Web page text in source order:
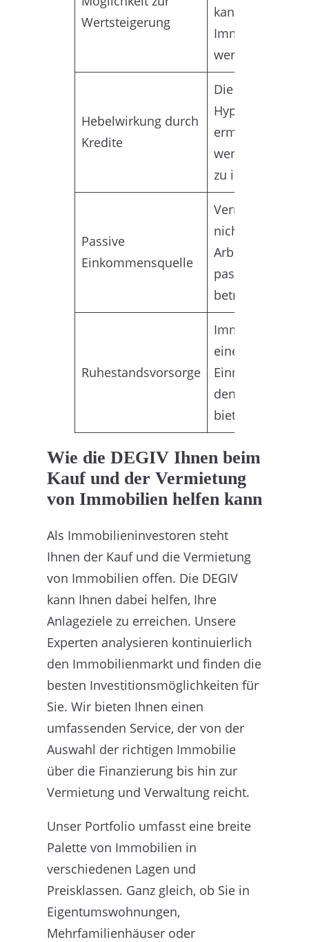
Wertsteigerung
kann der Wert
Immobilie
werden.
Hebelwirkung durch
Kredite
Die
ermöglicht es,
weniger
zu investieren.
Passive
Einkommensquelle
Vermietung
nicht zwingend
Arbeit, was als
passives
betrachtet wird.
Ruhestandsvorsorge
Immobilien
eine langfristige
den Ruhestand
bieten.
Wie die DEGIV Ihnen beim
Kauf und der Vermietung
von Immobilien helfen kann
Als Immobilieninvestoren steht
Ihnen der Kauf und die Vermietung
von Immobilien offen. Die DEGIV
kann Ihnen dabei helfen, Ihre
Anlageziele zu erreichen. Unsere
Experten analysieren kontinuierlich
den Immobilienmarkt und finden die
besten Investitionsmöglichkeiten für
Sie. Wir bieten Ihnen einen
umfassenden Service, der von der
Auswahl der richtigen Immobilie
über die Finanzierung bis hin zur
Vermietung und Verwaltung reicht.
Unser Portfolio umfasst eine breite
Palette von Immobilien in
verschiedenen Lagen und
Preisklassen. Ganz gleich, ob Sie in
Eigentumswohnungen,
Mehrfamilienhäuser oder